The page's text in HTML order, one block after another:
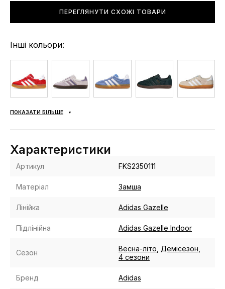
ПЕРЕГЛЯНУТИ СХОЖІ ТОВАРИ
Інші кольори:
ПОКАЗАТИ БІЛЬШЕ
Характеристики
Артикул FKS2350111
Матеріал Замша
Лінійка Adidas Gazelle
Підлінійна Adidas Gazelle Indoor
Сезон Весна-літо Демісезон
4 сезони
Бренд Adidas